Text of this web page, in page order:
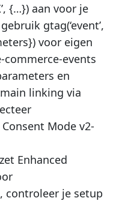
{…}) aan voor je
gtag(‘event’,
voor eigen
events
en
linking via
Mode v2-
Enhanced
controleer je setup